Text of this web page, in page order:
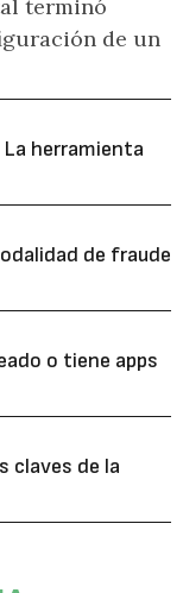
terminó
de un
herramienta
de fraude
o tiene apps
claves de la